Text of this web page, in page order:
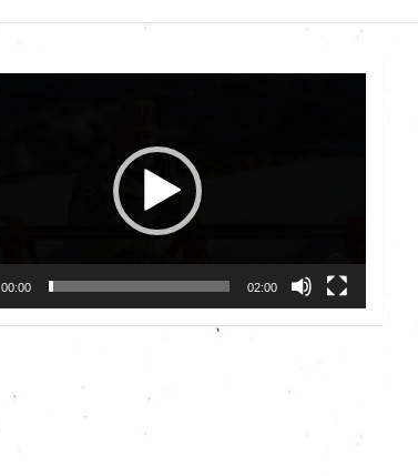
00:00 02:00